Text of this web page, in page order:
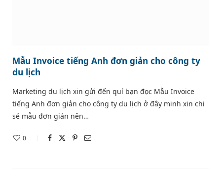
Mẫu Invoice tiếng Anh đơn giản cho công ty
du lịch
Marketing du lịch xin gửi đến quí bạn đọc Mẫu Invoice
tiếng Anh đơn giản cho công ty du lịch ở đây minh xin chi
sẻ mẫu đơn giản nên…
0